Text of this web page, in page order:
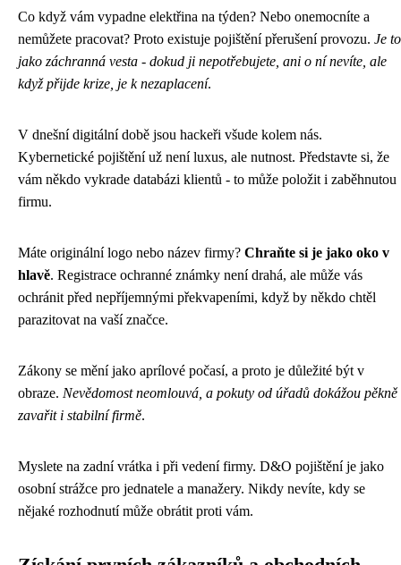
Co když vám vypadne elektřina na týden? Nebo onemocníte a
nemůžete pracovat? Proto existuje pojištění přerušení provozu. Je to
jako záchranná vesta - dokud ji nepotřebujete, ani o ní nevíte, ale
když přijde krize, je k nezaplacení.
V dnešní digitální době jsou hackeři všude kolem nás.
Kybernetické pojištění už není luxus, ale nutnost. Představte si, že
vám někdo vykrade databázi klientů - to může položit i zaběhnutou
firmu.
Máte originální logo nebo název firmy? Chraňte si je jako oko v
hlavě. Registrace ochranné známky není drahá, ale může vás
ochránit před nepříjemnými překvapeními, když by někdo chtěl
parazitovat na vaší značce.
Zákony se mění jako aprílové počasí, a proto je důležité být v
obraze. Nevědomost neomlouvá, a pokuty od úřadů dokážou pěkně
zavařit i stabilní firmě.
Myslete na zadní vrátka i při vedení firmy. D&O pojištění je jako
osobní strážce pro jednatele a manažery. Nikdy nevíte, kdy se
nějaké rozhodnutí může obrátit proti vám.